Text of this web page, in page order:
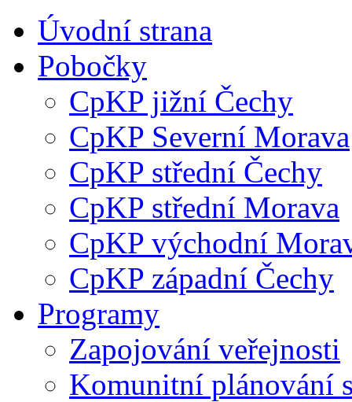
Úvodní strana
Pobočky
CpKP jižní Čechy
CpKP Severní Morava
CpKP střední Čechy
CpKP střední Morava
CpKP východní
CpKP západní Čechy
Programy
Zapojování veřejnosti
Komunitní plánování